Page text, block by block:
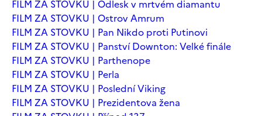
FILM ZA STOVKU | Odlesk v mrtvém diamantu
FILM ZA STOVKU | Ostrov Amrum
FILM ZA STOVKU | Pan Nikdo proti Putinovi
FILM ZA STOVKU | Panství Downton: Velké finále
FILM ZA STOVKU | Parthenope
FILM ZA STOVKU | Perla
FILM ZA STOVKU | Poslední Viking
FILM ZA STOVKU | Prezidentova žena